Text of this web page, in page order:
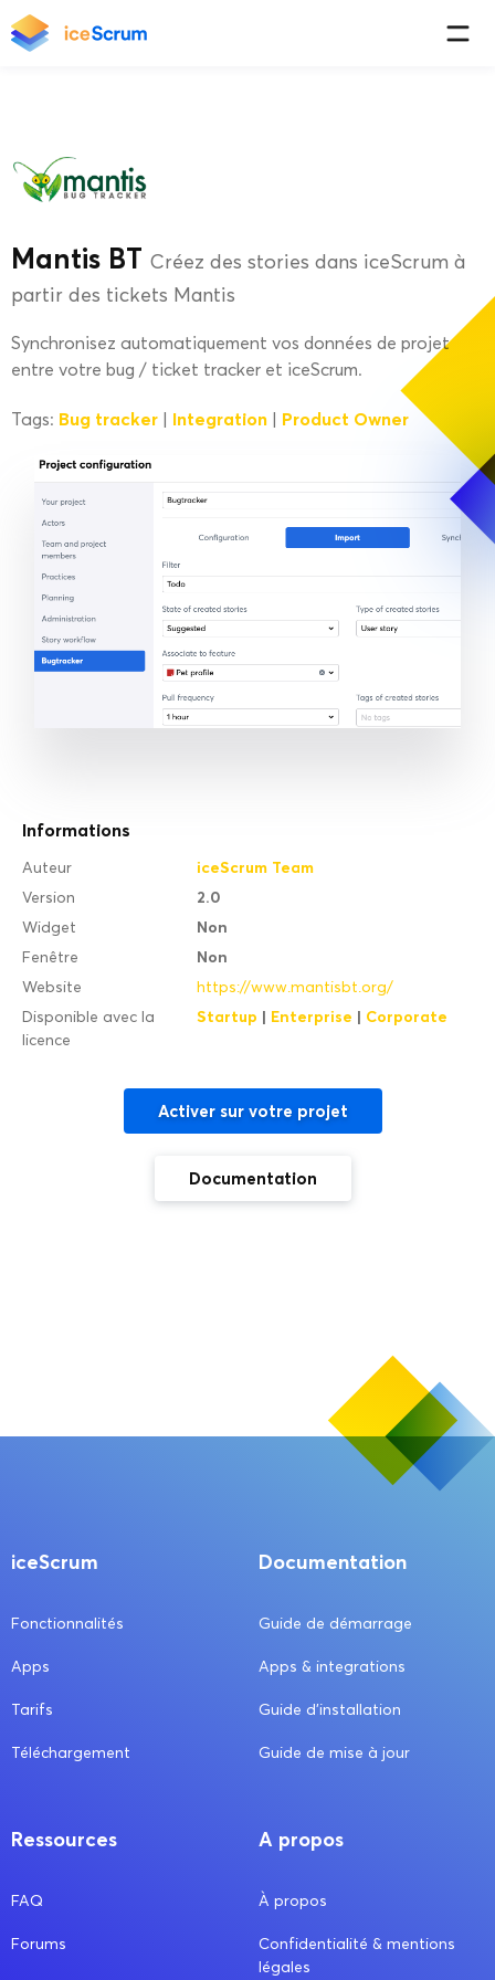
Mantis BT Créez des stories dans iceScrum à
partir des tickets Mantis
Synchronisez automatiquement vos données de projet
entre votre bug / ticket tracker et iceScrum.
Tags: Bug tracker | Integration | Product Owner
Informations
Auteur iceScrum Team
Version 2.0
Widget Non
Fenêtre Non
Website
https://www.mantisbt.org/
Disponible avec la
licence
Startup | Enterprise | Corporate
Activer sur votre projet
Documentation
iceScrum
Fonctionnalités
Apps
Tarifs
Téléchargement
Documentation
Guide de démarrage
Apps & integrations
Guide d’installation
Guide de mise à jour
Ressources
FAQ
Forums
A propos
À propos
Confidentialité & mentions
légales